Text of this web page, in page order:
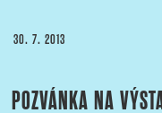
PUBLIKOVÁNO
30. 7. 2013
POZVÁNKA NA